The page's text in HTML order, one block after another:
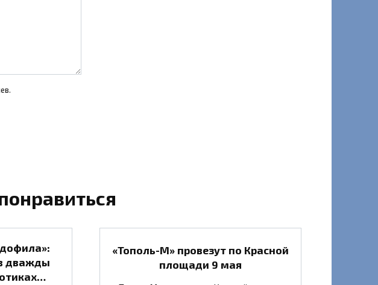
дважды
«Тополь-М» провезут по Красной
площади 9 мая